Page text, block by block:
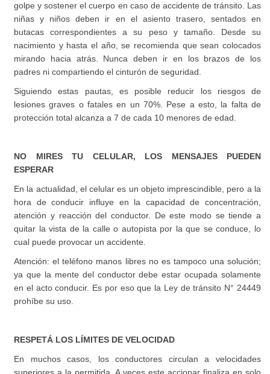
golpe y sostener el cuerpo en caso de accidente de tránsito. Las
niñas y niños deben ir en el asiento trasero, sentados en
butacas correspondientes a su peso y tamaño. Desde su
nacimiento y hasta el año, se recomienda que sean colocados
mirando hacia atrás. Nunca deben ir en los brazos de los
padres ni compartiendo el cinturón de seguridad.
Siguiendo estas pautas, es posible reducir los riesgos de
lesiones graves o fatales en un 70%. Pese a esto, la falta de
protección total alcanza a 7 de cada 10 menores de edad.
NO MIRES TU CELULAR, LOS MENSAJES PUEDEN
ESPERAR
En la actualidad, el celular es un objeto imprescindible, pero a la
hora de conducir influye en la capacidad de concentración,
atención y reacción del conductor. De este modo se tiende a
quitar la vista de la calle o autopista por la que se conduce, lo
cual puede provocar un accidente.
Atención: el teléfono manos libres no es tampoco una solución;
ya que la mente del conductor debe estar ocupada solamente
en el acto conducir. Es por eso que la Ley de tránsito N° 24449
prohíbe su uso.
RESPETÁ LOS LÍMITES DE VELOCIDAD
En muchos casos, los conductores circulan a velocidades